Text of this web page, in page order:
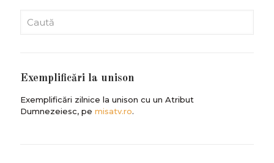
Exemplificări la unison
Exemplificări zilnice la unison cu un Atribut
Dumnezeiesc, pe misatv.ro.